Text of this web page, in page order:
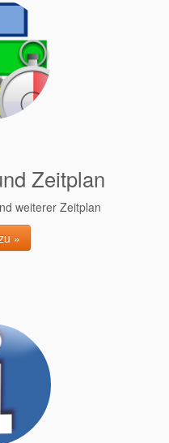
Zeitplan
weiterer Zeitplan
»